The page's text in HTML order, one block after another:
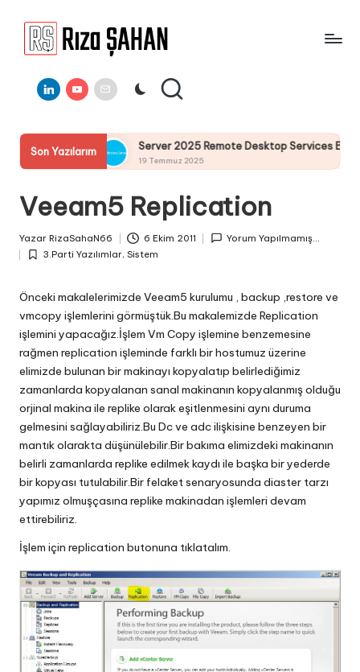
a
Ş
A
H
A
N
Bilgi
Paylaşım
LinkedinYoutube
E-
Mail
Son Yazılarım
Server 2025 Remote Desktop Services Bölüm4 : RemoteApp
19 Temmuz 2025
Veeam5 Replication
by
Yazar RizaSahaN66 6 Ekim 2011 Yorum Yapılmamış...
Posted
3.Parti Yazılımlar, Sistem
Önceki makalelerimizde Veeam5 kurulumu , backup ,restore ve
vmcopy işlemlerini görmüştük.Bu makalemizde Replication
işlemini yapacağız.İşlem Vm Copy işlemine benzemesine
rağmen replication işleminde farklı bir hostumuz üzerine
elimizde bulunan bir makinayı kopyalatıp belirlediğimiz
zamanlarda kopyalanan sanal makinanın kopyalanmış olduğu
orjinal makina ile replike olarak eşitlenmesini aynı duruma
gelmesini sağlayabiliriz.Bu Dc ve adc ilişkisine benzeyen bir
mantık olarakta düşünülebilir.Bir bakıma elimizdeki makinanın
belirli zamanlarda replike edilmek kaydı ile başka bir yederde
bir kopyası tutulabilir.Bir felaket senaryosunda diaster tarzı
yapımız olmuşçasına replike makinadan işlemleri devam
ettirebiliriz.
İşlem için replication butonuna tıklatalım.